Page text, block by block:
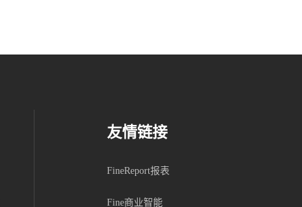
友情链接
FineReport报表
Fine商业智能